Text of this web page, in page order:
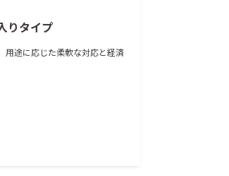
りタイプ
用途に応じた柔軟な対応と経済